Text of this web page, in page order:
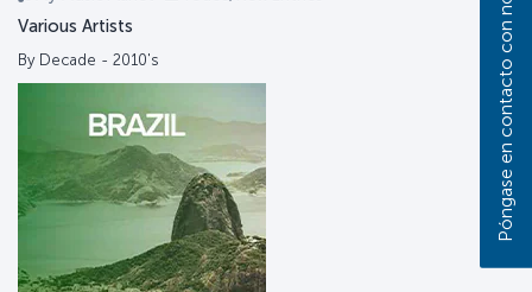
Various Artists
By Decade - 2010's Póngase en contacto con nosotros